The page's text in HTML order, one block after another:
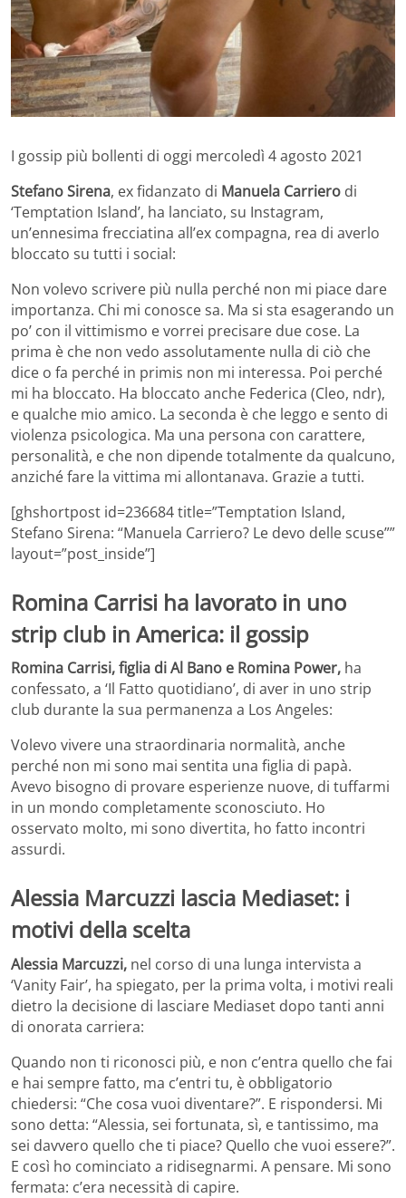
I gossip più bollenti di oggi mercoledì 4 agosto 2021
Stefano Sirena, ex fidanzato di Manuela Carriero di
‘Temptation Island’, ha lanciato, su Instagram,
un’ennesima frecciatina all’ex compagna, rea di averlo
bloccato su tutti i social:
Non volevo scrivere più nulla perché non mi piace dare
importanza. Chi mi conosce sa. Ma si sta esagerando un
po’ con il vittimismo e vorrei precisare due cose. La
prima è che non vedo assolutamente nulla di ciò che
dice o fa perché in primis non mi interessa. Poi perché
mi ha bloccato. Ha bloccato anche Federica (Cleo, ndr),
e qualche mio amico. La seconda è che leggo e sento di
violenza psicologica. Ma una persona con carattere,
personalità, e che non dipende totalmente da qualcuno,
anziché fare la vittima mi allontanava. Grazie a tutti.
[ghshortpost id=236684 title=”Temptation Island,
Stefano Sirena: “Manuela Carriero? Le devo delle scuse””
layout=”post_inside”]
Romina Carrisi ha lavorato in uno
strip club in America: il gossip
Romina Carrisi, figlia di Al Bano e Romina Power, ha
confessato, a ‘Il Fatto quotidiano’, di aver in uno strip
club durante la sua permanenza a Los Angeles:
Volevo vivere una straordinaria normalità, anche
perché non mi sono mai sentita una figlia di papà.
Avevo bisogno di provare esperienze nuove, di tuffarmi
in un mondo completamente sconosciuto. Ho
osservato molto, mi sono divertita, ho fatto incontri
assurdi.
Alessia Marcuzzi lascia Mediaset: i
motivi della scelta
Alessia Marcuzzi, nel corso di una lunga intervista a
‘Vanity Fair’, ha spiegato, per la prima volta, i motivi reali
dietro la decisione di lasciare Mediaset dopo tanti anni
di onorata carriera:
Quando non ti riconosci più, e non c’entra quello che fai
e hai sempre fatto, ma c’entri tu, è obbligatorio
chiedersi: “Che cosa vuoi diventare?”. E rispondersi. Mi
sono detta: “Alessia, sei fortunata, sì, e tantissimo, ma
sei davvero quello che ti piace? Quello che vuoi essere?”.
E così ho cominciato a ridisegnarmi. A pensare. Mi sono
fermata: c’era necessità di capire.